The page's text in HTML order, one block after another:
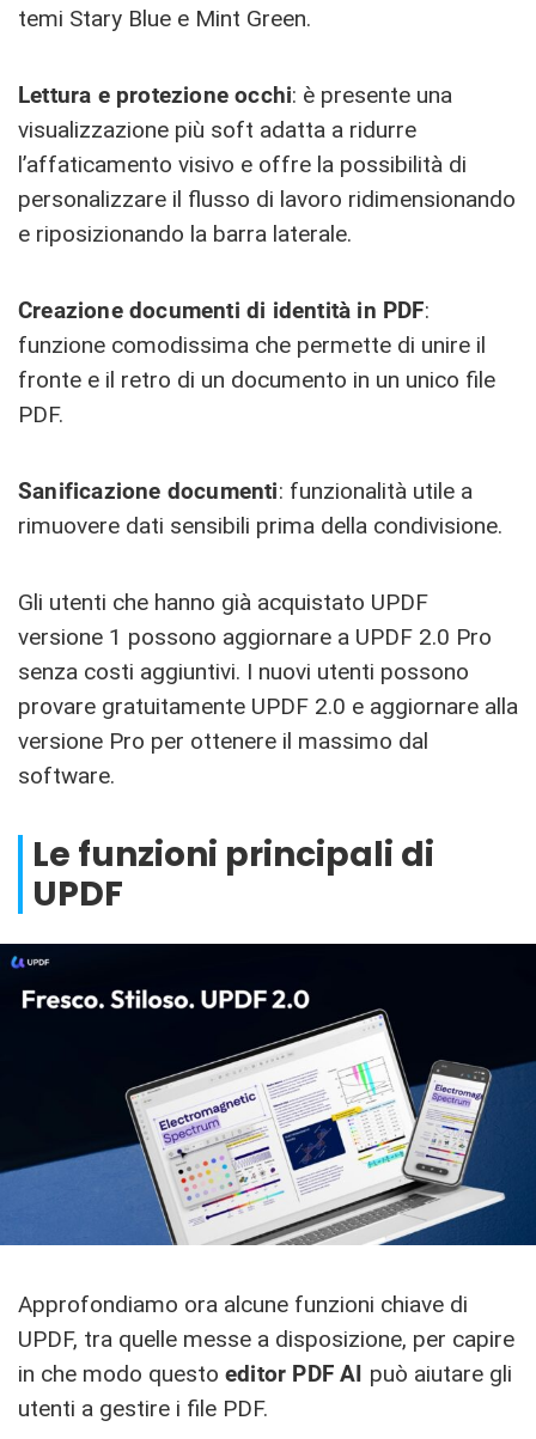
temi Stary Blue e Mint Green.
Lettura e protezione occhi: è presente una
visualizzazione più soft adatta a ridurre
l’affaticamento visivo e offre la possibilità di
personalizzare il flusso di lavoro ridimensionando
e riposizionando la barra laterale.
Creazione documenti di identità in PDF:
funzione comodissima che permette di unire il
fronte e il retro di un documento in un unico file
PDF.
Sanificazione documenti: funzionalità utile a
rimuovere dati sensibili prima della condivisione.
Gli utenti che hanno già acquistato UPDF
versione 1 possono aggiornare a UPDF 2.0 Pro
senza costi aggiuntivi. I nuovi utenti possono
provare gratuitamente UPDF 2.0 e aggiornare alla
versione Pro per ottenere il massimo dal
software.
Le funzioni principali di
UPDF
Approfondiamo ora alcune funzioni chiave di
UPDF, tra quelle messe a disposizione, per capire
in che modo questo editor PDF AI può aiutare gli
utenti a gestire i file PDF.